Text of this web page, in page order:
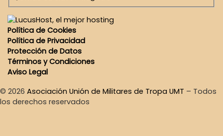
Política de Cookies
Política de Privacidad
Protección de Datos
Términos y Condiciones
Aviso Legal
© 2026 Asociación Unión de Militares de Tropa UMT – Todos
los derechos reservados